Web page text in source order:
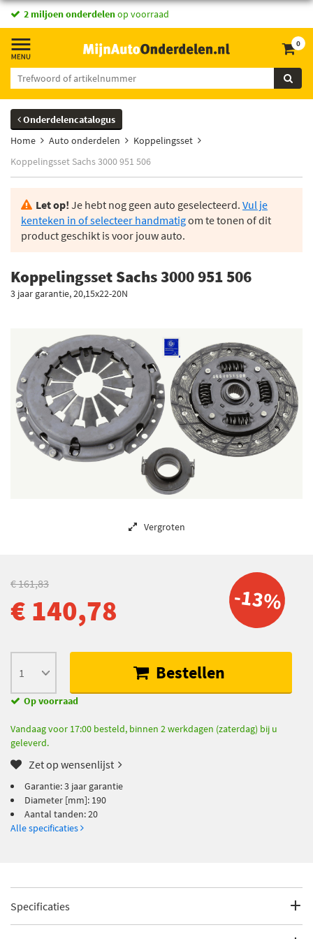
2 miljoen onderdelenop voorraad
0
Onderdelencatalogus
Home
Auto onderdelen
Koppelingsset
Koppelingsset Sachs 3000 951 506
Let op! Je hebt nog geen auto geselecteerd. Vul je
kenteken in of selecteer handmatigom te tonen of dit
product geschikt is voor jouw auto.
Koppelingsset Sachs 3000 951 506
3 jaar garantie, 20,15x22-20N
Vergroten
-13%
€ 161,83
€ 140,78
Bestellen
Op voorraad
Vandaag voor 17:00 besteld, binnen 2 werkdagen (zaterdag) bij u
geleverd.
Zet op wensenlijst
Garantie: 3 jaar garantie
Diameter [mm]: 190
Aantal tanden: 20
Alle specificaties
Specificaties